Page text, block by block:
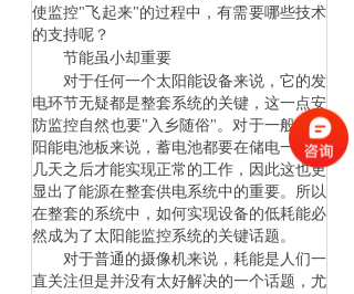
使监控" 飞起来"的过程中，有需要哪些技术
的支持呢？
节能虽小却重要
对于任何一个太阳能设备来说，它的发
电环节无疑都是整套系统的关键，这一点安
防监控自然也要" 入乡随俗"。对于一般的太
阳能电池板来说，蓄电池都要在储电一天活
几天之后才能实现正常的工作，因此这也更
显出了能源在整套供电系统中的重要。所以
在整套的系统中，如何实现设备的低耗能必
然成为了太阳能监控系统的关键话题。
对于普通的摄像机来说，耗能是人们一
直关注但是并没有太好解决的一个话题，尤